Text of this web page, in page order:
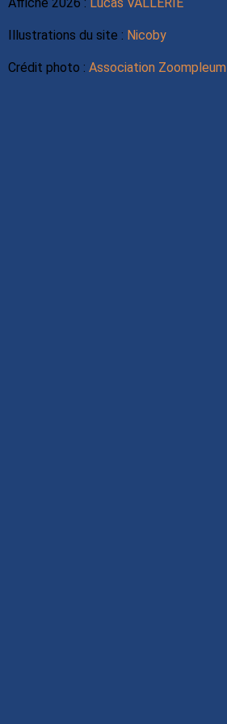
Illustrations du site : Nicoby
Crédit photo : Association Zoompleum